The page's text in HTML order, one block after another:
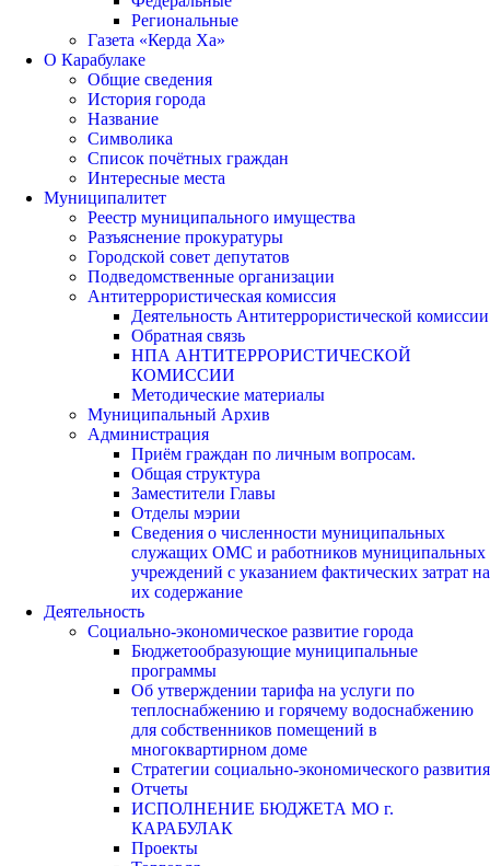
Региональные
Газета «Керда Ха»
О Карабулаке
Общие сведения
История города
Название
Символика
Список почётных граждан
Интересные места
Муниципалитет
Реестр муниципального имущества
Разъяснение прокуратуры
Городской совет депутатов
Подведомственные организации
Антитеррористическая комиссия
Деятельность Антитеррористической комиссии
Обратная связь
НПА АНТИТЕРРОРИСТИЧЕСКОЙ
КОМИССИИ
Методические материалы
Муниципальный Архив
Администрация
Приём граждан по личным вопросам.
Общая структура
Заместители Главы
Отделы мэрии
Сведения о численности муниципальных
служащих ОМС и работников муниципальных
учреждений с указанием фактических затрат на
их содержание
Деятельность
Социально-экономическое развитие города
Бюджетообразующие муниципальные
программы
Об утверждении тарифа на услуги по
теплоснабжению и горячему водоснабжению
для собственников помещений в
многоквартирном доме
Стратегии социально-экономического развития
Отчеты
ИСПОЛНЕНИЕ БЮДЖЕТА МО г.
КАРАБУЛАК
Проекты